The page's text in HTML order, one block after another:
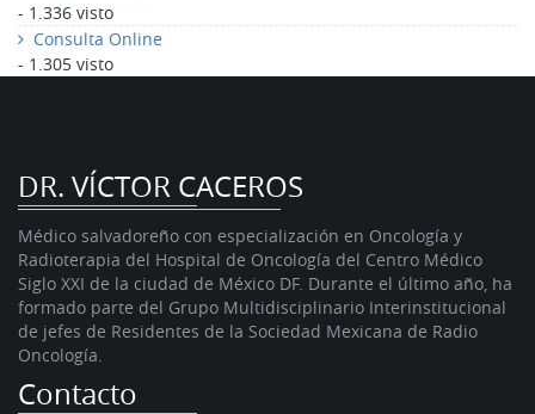
- 1.336 visto
Consulta Online
- 1.305 visto
DR. VÍCTOR CACEROS
Médico salvadoreño con especialización en Oncología y
Radioterapia del Hospital de Oncología del Centro Médico
Siglo XXI de la ciudad de México DF. Durante el último año, ha
formado parte del Grupo Multidisciplinario Interinstitucional
de jefes de Residentes de la Sociedad Mexicana de Radio
Oncología.
Contacto